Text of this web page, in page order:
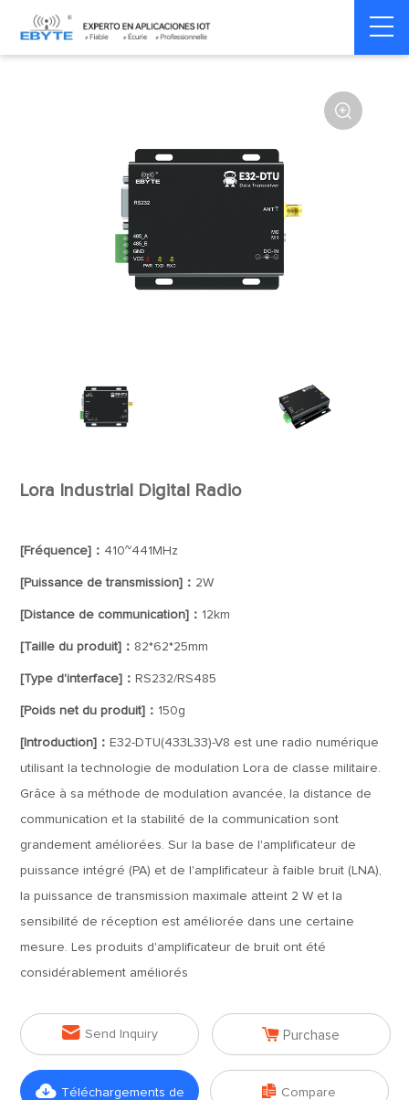
Home > Modem > Wireless modem LoRa wirelss modem

Lora Industrial Digital Radio
[Fréquence]： 410~441MHz
[Puissance de transmission]： 2W
[Distance de communication]： 12km
[Taille du produit]： 82*62*25mm
[Type d'interface]： RS232/RS485
[Poids net du produit]： 150g
[Introduction]： E32-DTU(433L33)-V8 est une radio numérique
utilisant la technologie de modulation Lora de classe militaire.
Grâce à sa méthode de modulation avancée, la distance de
communication et la stabilité de la communication sont
grandement améliorées. Sur la base de l'amplificateur de
puissance intégré (PA) et de l'amplificateur à faible bruit (LNA),
la puissance de transmission maximale atteint 2 W et la
sensibilité de réception est améliorée dans une certaine
mesure. Les produits d'amplificateur de bruit ont été
considérablement améliorés
 Send Inquiry  Purchase
 Téléchargements de  Compare